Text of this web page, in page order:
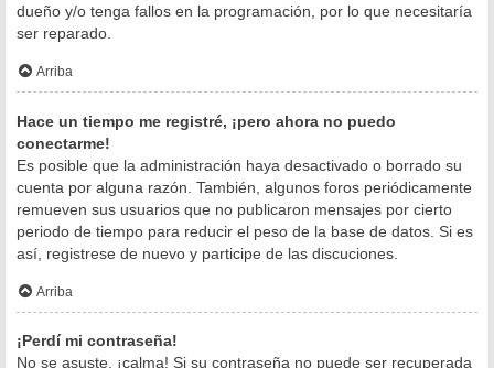
dueño y/o tenga fallos en la programación, por lo que necesitaría
ser reparado.
Arriba
Hace un tiempo me registré, ¡pero ahora no puedo
conectarme!
Es posible que la administración haya desactivado o borrado su
cuenta por alguna razón. También, algunos foros periódicamente
remueven sus usuarios que no publicaron mensajes por cierto
periodo de tiempo para reducir el peso de la base de datos. Si es
así, registrese de nuevo y participe de las discuciones.
Arriba
¡Perdí mi contraseña!
No se asuste, ¡calma! Si su contraseña no puede ser recuperada